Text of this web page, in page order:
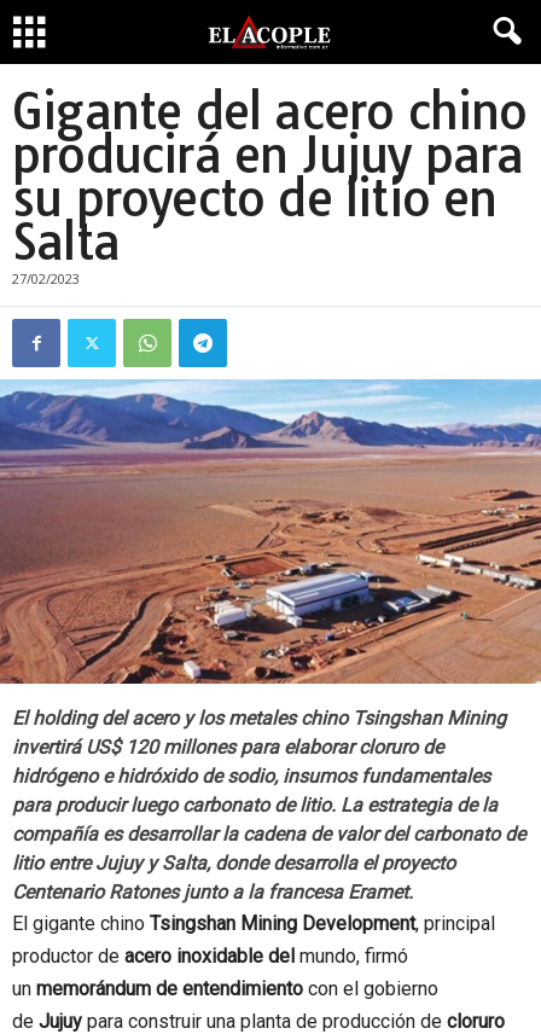
Gigante del acero chino
producirá en Jujuy para
su proyecto de litio en
Salta
27/02/2023
El holding del acero y los metales chino Tsingshan Mining
invertirá US$ 120 millones para elaborar cloruro de
hidrógeno e hidróxido de sodio, insumos fundamentales
para producir luego carbonato de litio. La estrategia de la
compañía es desarrollar la cadena de valor del carbonato de
litio entre Jujuy y Salta, donde desarrolla el proyecto
Centenario Ratones junto a la francesa Eramet.
El gigante chino Tsingshan Mining Development, principal
productor de acero inoxidable del mundo, firmó
un memorándum de entendimiento con el gobierno
de Jujuy para construir una planta de producción de cloruro